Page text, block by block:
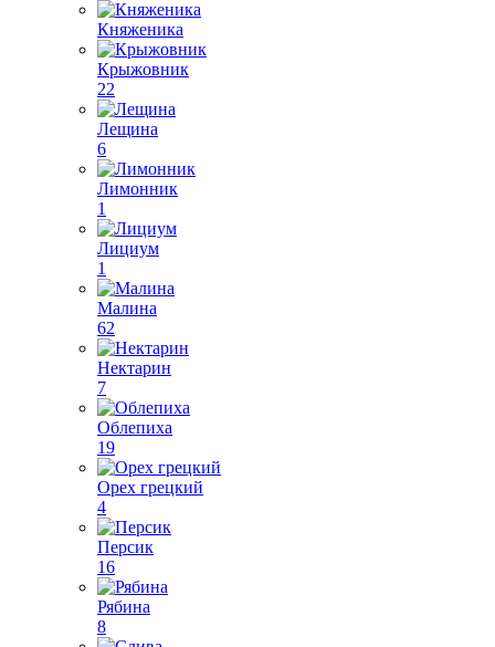
Княженика
Крыжовник
22
Лещина
6
Лимонник
1
Лициум
1
Малина
62
Нектарин
7
Облепиха
19
Орех грецкий
4
Персик
16
Рябина
8